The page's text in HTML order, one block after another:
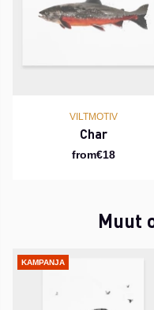
VILTMOTIV
Char
from€18
Muut
KAMPANJA